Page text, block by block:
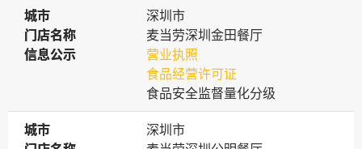
城市
城市
深圳市
门店名称
门店名称
麦当劳深圳金田餐厅
信息公示
信息公示
营业执照
食品经营许可证
食品安全监督量化分级
城市
城市
深圳市